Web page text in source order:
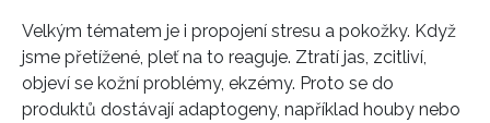
Velkým tématem je i propojení stresu a pokožky. Když
jsme přetížené, pleť na to reaguje. Ztratí jas, zcitliví,
objeví se kožní problémy, ekzémy. Proto se do
produktů dostávají adaptogeny, například houby nebo